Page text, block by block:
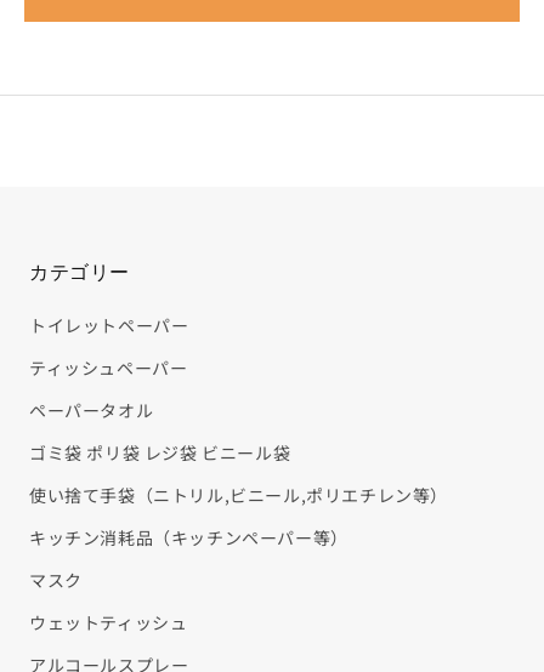
なるほどコラム
TEL : 0798-33-4511
カテゴリー
トイレットペーパー
ティッシュペーパー
ペーパータオル
ゴミ袋 ポリ袋 レジ袋 ビニール袋
使い捨て手袋（ニトリル,ビニール,ポリエチレン等）
キッチン消耗品（キッチンペーパー等）
マスク
ウェットティッシュ
アルコールスプレー